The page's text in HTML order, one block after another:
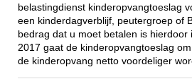
belastingdienst kinderopvangtoeslag
een kinderdagverblijf, peutergroep of
bedrag dat u moet betalen is hierdoor
2017 gaat de kinderopvangtoeslag
de kinderopvang netto voordeliger